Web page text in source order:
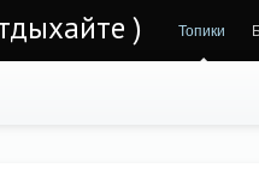
) Топики